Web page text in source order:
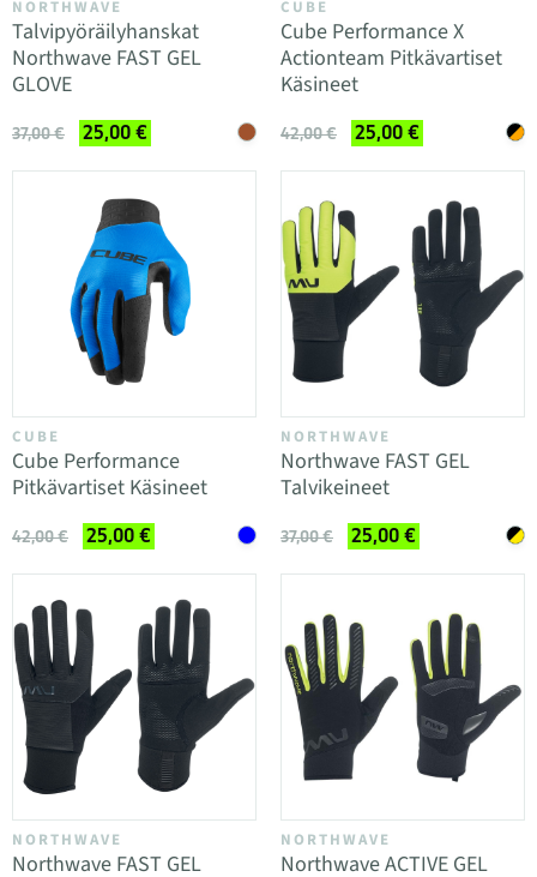
NORTHWAVE
Talvipyöräilyhanskat
Northwave FAST GEL
GLOVE
37,00 € 25,00 €
CUBE
Cube Performance X
Actionteam Pitkävartiset
Käsineet
42,00 € 25,00 €
CUBE
Cube Performance
Pitkävartiset Käsineet
42,00 € 25,00 €
NORTHWAVE
Northwave FAST GEL
Talvikeineet
37,00 € 25,00 €
NORTHWAVE
Northwave FAST GEL
NORTHWAVE
Northwave ACTIVE GEL